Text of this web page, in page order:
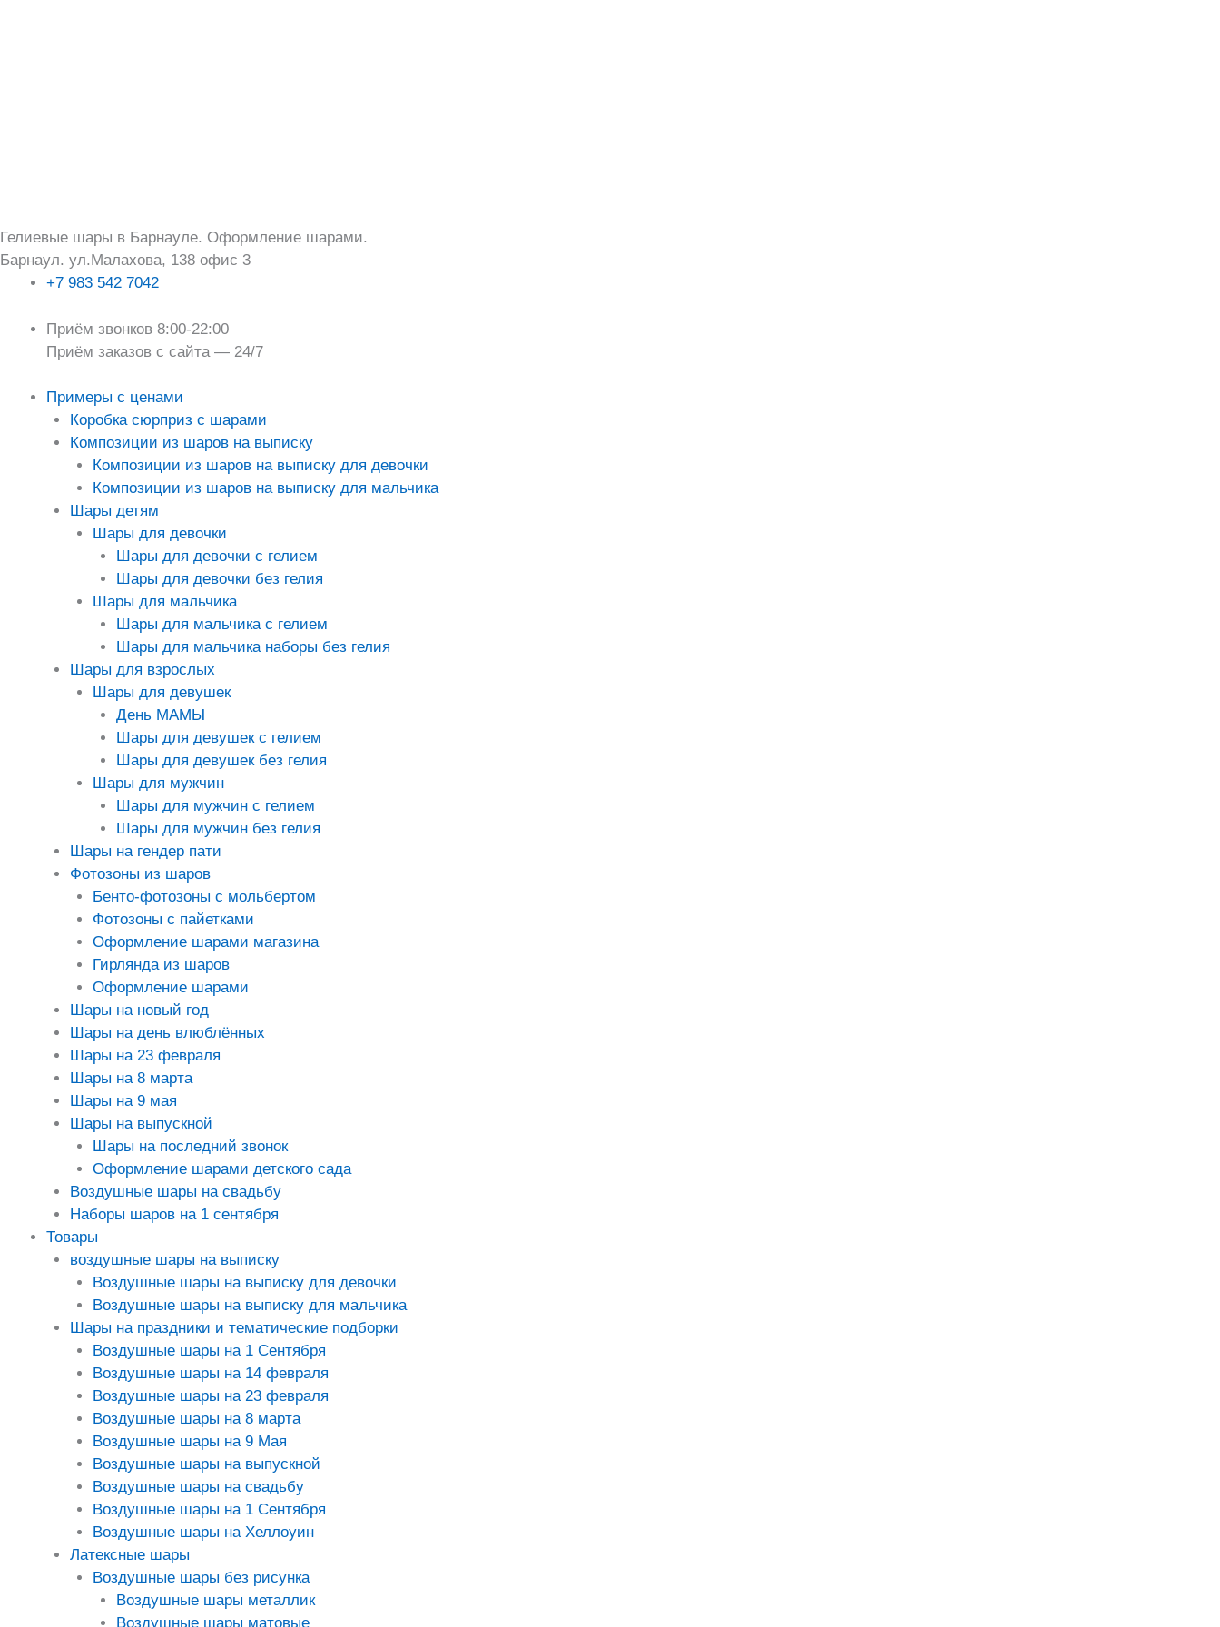
Гелиевые шары в Барнауле. Оформление шарами.
Барнаул. ул.Малахова, 138 офис 3
+7 983 542 7042
Приём звонков 8:00-22:00
Приём заказов с сайта — 24/7
Примеры с ценами
Коробка сюрприз с шарами
Композиции из шаров на выписку
Композиции из шаров на выписку для девочки
Композиции из шаров на выписку для мальчика
Шары детям
Шары для девочки
Шары для девочки с гелием
Шары для девочки без гелия
Шары для мальчика
Шары для мальчика с гелием
Шары для мальчика наборы без гелия
Шары для взрослых
Шары для девушек
День МАМЫ
Шары для девушек с гелием
Шары для девушек без гелия
Шары для мужчин
Шары для мужчин с гелием
Шары для мужчин без гелия
Шары на гендер пати
Фотозоны из шаров
Бенто-фотозоны с мольбертом
Фотозоны с пайетками
Оформление шарами магазина
Гирлянда из шаров
Оформление шарами
Шары на новый год
Шары на день влюблённых
Шары на 23 февраля
Шары на 8 марта
Шары на 9 мая
Шары на выпускной
Шары на последний звонок
Оформление шарами детского сада
Воздушные шары на свадьбу
Наборы шаров на 1 сентября
Товары
воздушные шары на выписку
Воздушные шары на выписку для девочки
Воздушные шары на выписку для мальчика
Шары на праздники и тематические подборки
Воздушные шары на 1 Сентября
Воздушные шары на 14 февраля
Воздушные шары на 23 февраля
Воздушные шары на 8 марта
Воздушные шары на 9 Мая
Воздушные шары на выпускной
Воздушные шары на свадьбу
Воздушные шары на 1 Сентября
Воздушные шары на Хеллоуин
Латексные шары
Воздушные шары без рисунка
Воздушные шары металлик
Воздушные шары матовые